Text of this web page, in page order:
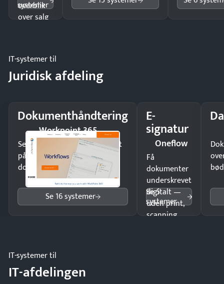
overblik
over salg
systemer
IT-systemer til
Juridisk afdeling
Dokumenthåndtering
Workpoint 365
Send kontrakter til underskrift
på minutter og mist ingen
dokumenter.
Se 16 systemer
E-
signatur
Oneflow
Få
dokumenter
underskrevet
digitalt —
uden print,
scanning
Se 5
systemer
IT-systemer til
IT-afdelingen